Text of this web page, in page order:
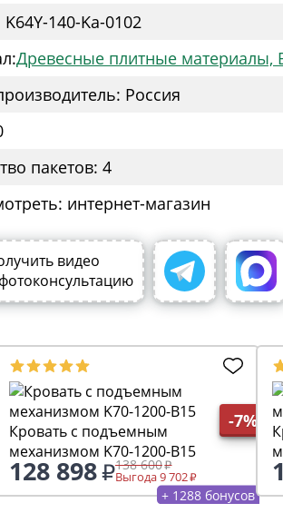
140-Ka-0102
Древесные плитные материалы,
Россия
пакетов: 4
интернет-магазин
видео
-7%
Кровать с подъемным
механизмом K70-1200-B15
128 898 138 600
Выгода 9 702
+ 1288 бонусов